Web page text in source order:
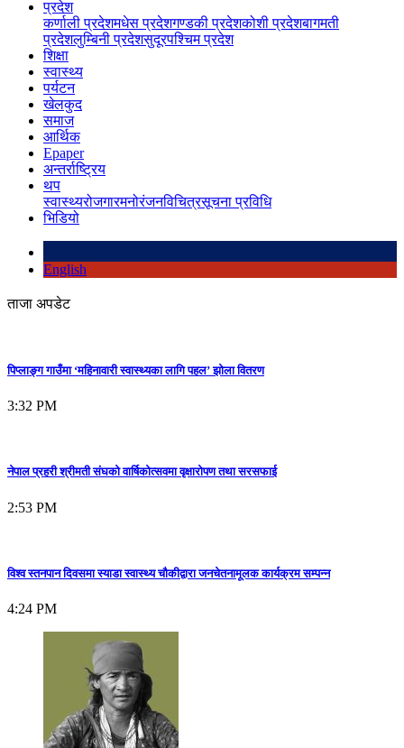
प्रदेश
कर्णाली प्रदेशमधेस प्रदेशगण्डकी प्रदेशकोशी प्रदेशबागमती
प्रदेशलुम्बिनी प्रदेशसुदूरपश्चिम प्रदेश
शिक्षा
स्वास्थ्य
पर्यटन
खेलकुद
समाज
आर्थिक
Epaper
अन्तर्राष्ट्रिय
थप
स्वास्थ्यरोजगारमनोरंजनविचित्रसूचना प्रविधि
भिडियो
English
ताजा अपडेट
पिप्लाङ्ग गाउँमा ‘महिनावारी स्वास्थ्यका लागि पहल’ झोला वितरण
3:32 PM
नेपाल प्रहरी श्रीमती संघको वार्षिकोत्सवमा वृक्षारोपण तथा सरसफाई
2:53 PM
विश्व स्तनपान दिवसमा स्याडा स्वास्थ्य चौकीद्वारा जनचेतनामूलक कार्यक्रम सम्पन्न
4:24 PM